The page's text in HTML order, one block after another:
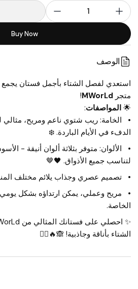
Buy Now
1
الوصف
متجر MWorLd
!
🌟 المواصفات:
الدفء في الأيام الباردة. ❄️
لتناسب جميع الأذواق. 🖤🤎
تصميم عصري وجذاب يلائم مختلف
الخاصة.
الشتاء بأناقة وجاذبية! 🙈🔥❤️‍🔥